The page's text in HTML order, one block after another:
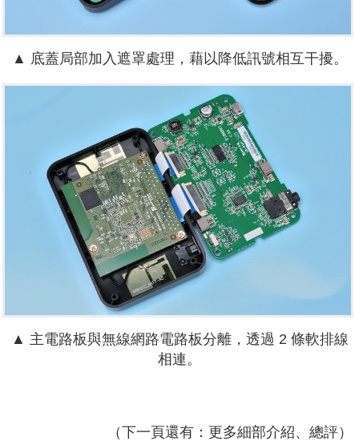
▲ 底蓋局部加入遮罩處理，藉以降低訊號相互干擾。
▲ 主電路板與無線網路電路板分離，透過 2 條軟排線
相連。
（下一頁還有：更多細部介紹、總評）